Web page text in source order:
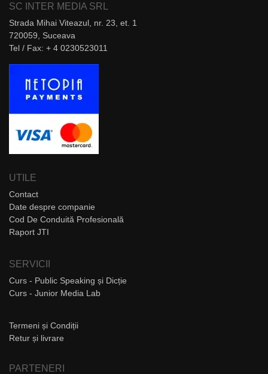
SC INTER MEDIA SRL
Strada Mihai Viteazul, nr. 23, et. 1
720059, Suceava
Tel / Fax: + 4 0230523011
UTILE
Contact
Date despre companie
Cod De Conduită Profesională
Raport JTI
SERVICII
Curs - Public Speaking și Dicție
Curs - Junior Media Lab
Termeni și Condiții
Retur și livrare
PARTENERI